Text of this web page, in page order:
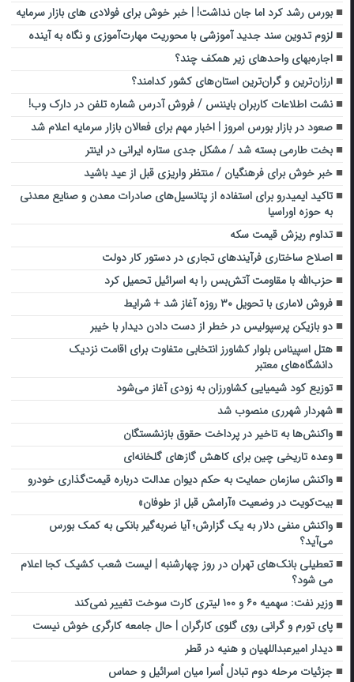
بورس رشد کرد اما جان نداشت! | خبر خوش برای فولادی های بازار سرمایه
لزوم تدوین سند جدید آموزشی با محوریت مهارت‌آموزی و نگاه به آینده
اجاره‌بهای واحدهای زیر همکف چند؟
ارزان‌ترین و گران‌ترین استان‌های کشور کدامند؟
نشت اطلاعات کاربران بایننس / فروش آدرس شماره تلفن در دارک وب!
صعود در بازار بورس امروز | اخبار مهم برای فعالان بازار سرمایه اعلام شد
بخت طارمی بسته شد / مشکل جدی ستاره ایرانی در اینتر
خبر خوش برای فرهنگیان / منتظر واریزی قبل از عید باشید
تاکید ایمیدرو برای استفاده از پتانسیل‌های صادرات معدن و صنایع معدنی
به حوزه اوراسیا
تداوم ریزش قیمت سکه
اصلاح ساختاری فرآیند‌های تجاری در دستور کار دولت
حزب‌الله با مقاومت آتش‌بس را به اسرائیل تحمیل کرد‌
فروش لاماری با تحویل ۳۰ روزه آغاز شد + شرایط
دو بازیکن پرسپولیس در خطر از دست دادن دیدار با خیبر
هتل اسپیناس بلوار کشاورز انتخابی متفاوت برای اقامت نزدیک
دانشگاه‌های معتبر
توزیع کود شیمیایی کشاورزان به زودی آغاز می‌شود
شهردار شهرری منصوب شد
واکنش‌ها به تاخیر در پرداخت حقوق بازنشستگان
وعده تاریخی چین برای کاهش گازهای گلخانه‌ای
واکنش سازمان حمایت به حکم دیوان عدالت درباره قیمت‌گذاری خودرو
بیت‌کویت در وضعیت «آرامش قبل از طوفان»
واکنش منفی دلار به یک گزارش؛ آیا ضربه‌گیر بانکی به کمک بورس
می‌آید؟
تعطیلی بانک‌های تهران در روز چهارشنبه | لیست شعب کشیک کجا اعلام
می شود؟
وزیر نفت: سهمیه ۶۰ و ۱۰۰ لیتری کارت سوخت تغییر نمی‌کند
پای تورم و گرانی روی گلوی کارگران | حال جامعه کارگری خوش نیست
دیدار امیرعبداللهیان و هنیه در قطر
جزئیات مرحله دوم تبادل اُسرا میان اسرائیل و حماس